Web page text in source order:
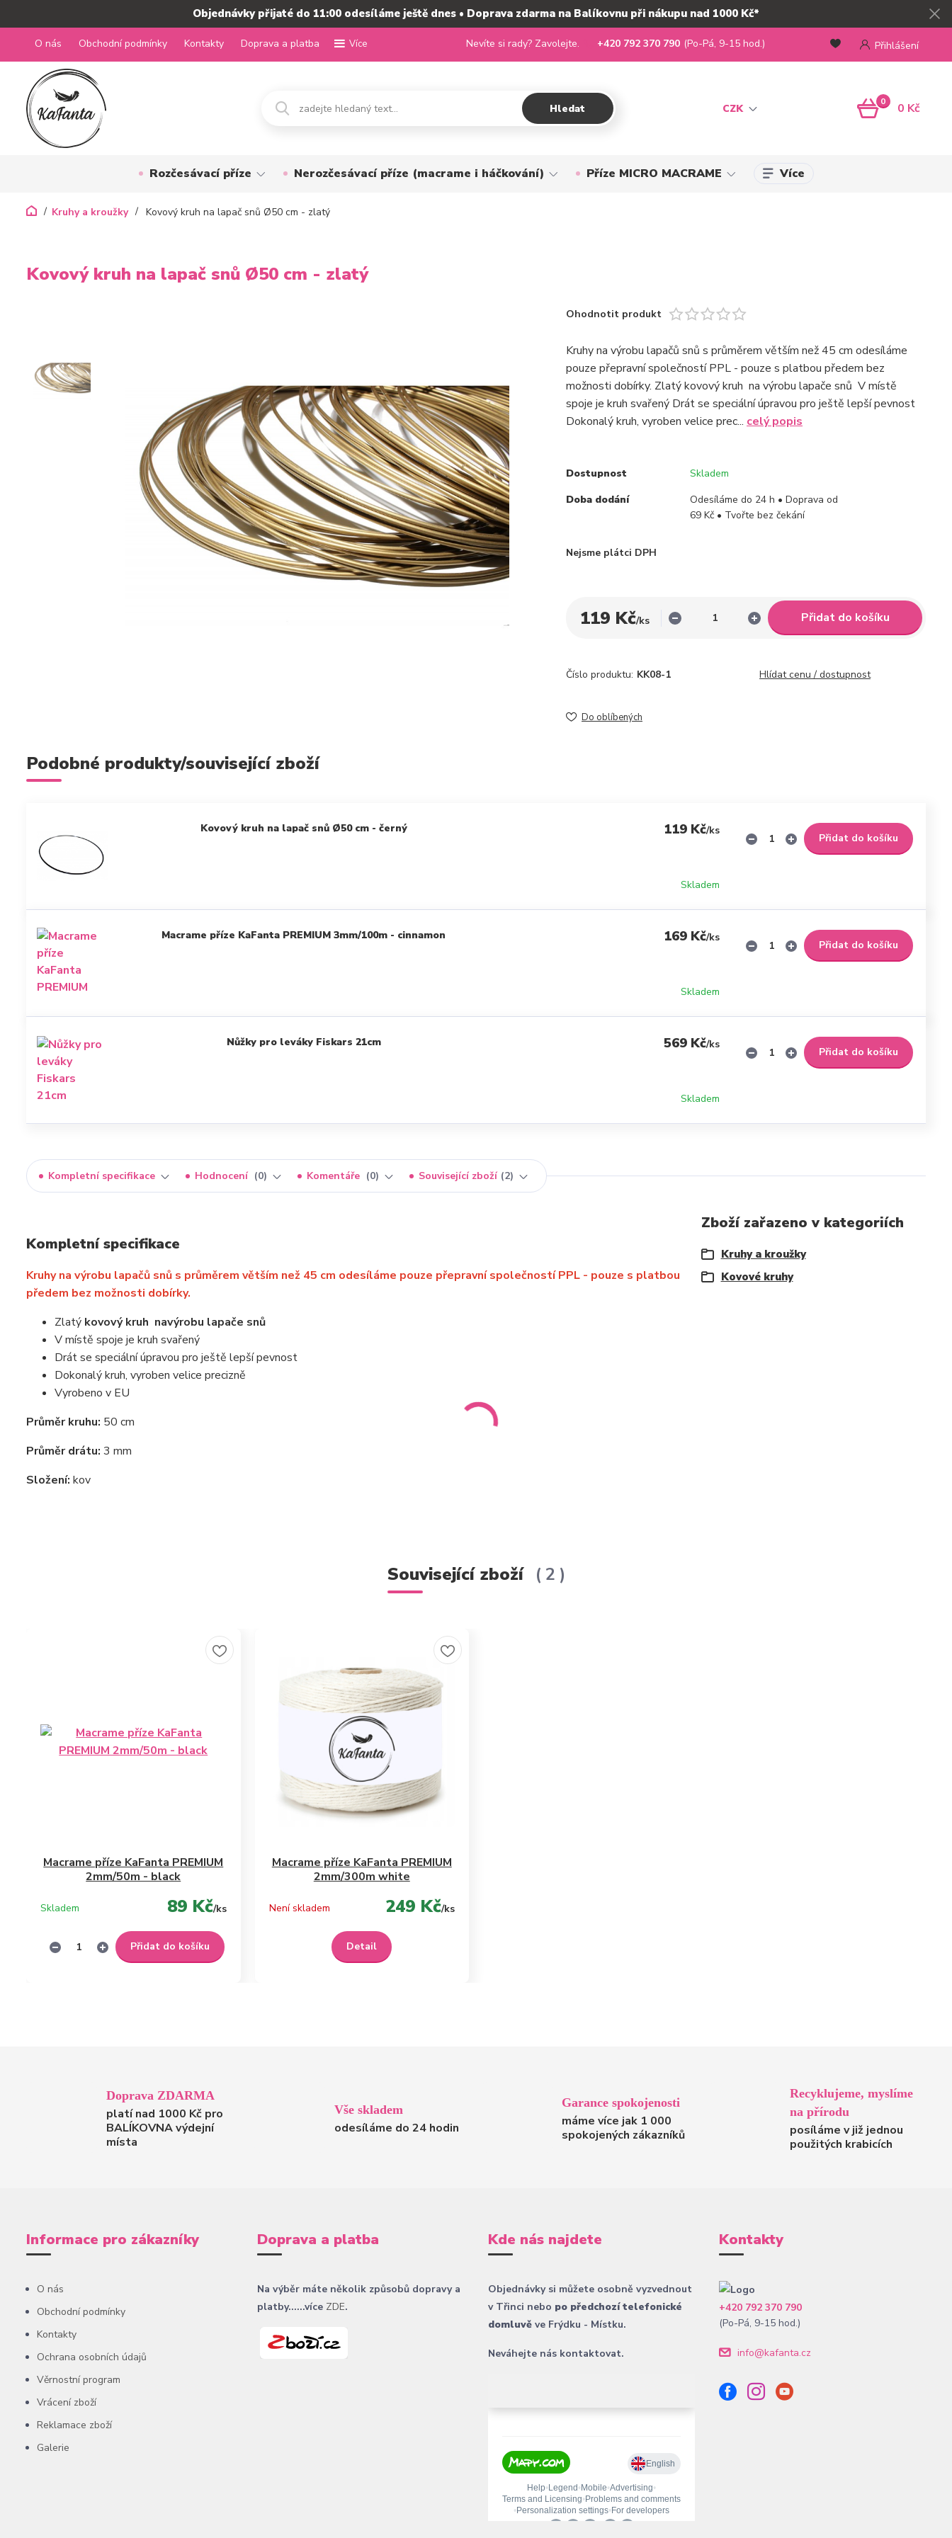
Objednávky přijaté do 11:00 odesíláme ještě dnes • Doprava zdarma na Balíkovnu při nákupu nad 1000 Kč*
O nás Obchodní podmínky Kontakty Doprava a platba Více
CZK
Přihlášení
Hledat
Nevíte si rady? Zavolejte. +420 792 370 790 (Po-Pá, 9-15 hod.)
0 0 Kč
Rozčesávací příze Nerozčesávací příze (macrame i háčkování) Příze MICRO MACRAME Více
Kruhy a kroužky Kovový kruh na lapač snů Ø50 cm - zlatý
Kovový kruh na lapač snů Ø50 cm - zlatý
Ohodnotit produkt
Kruhy na výrobu lapačů snů s průměrem větším než 45 cm odesíláme
pouze přepravní společností PPL - pouze s platbou předem bez
možnosti dobírky. Zlatý kovový kruh na výrobu lapače snů V místě
spoje je kruh svařený Drát se speciální úpravou pro ještě lepší pevnost
Dokonalý kruh, vyroben velice prec... celý popis
Dostupnost
Skladem
Doba dodání
Odesíláme do 24 h • Doprava od
69 Kč • Tvořte bez čekání
Nejsme plátci DPH
119 Kč/ks Přidat do košíku
Číslo produktu: KK08-1 Hlídat cenu / dostupnost
Do oblíbených
Podobné produkty/související zboží
Kovový kruh na lapač snů Ø50 cm - černý 119 Kč/ks
Skladem
Přidat do košíku
Macrame příze KaFanta PREMIUM 3mm/100m - cinnamon 169 Kč/ks
Skladem
Přidat do košíku
Nůžky pro leváky Fiskars 21cm 569 Kč/ks
Skladem
Přidat do košíku
Kompletní specifikace Hodnocení 0 Komentáře 0 Související zboží 2
Kompletní specifikace
Kruhy na výrobu lapačů snů s průměrem větším než 45 cm odesíláme pouze přepravní společností PPL - pouze s platbou
předem bez možnosti dobírky.
Zlatý kovový kruh navýrobu lapače snů
V místě spoje je kruh svařený
Drát se speciální úpravou pro ještě lepší pevnost
Dokonalý kruh, vyroben velice precizně
Vyrobeno v EU
Průměr kruhu: 50 cm
Průměr drátu: 3 mm
Složení: kov
Zboží zařazeno v kategoriích
Kruhy a kroužky
Kovové kruhy
Související zboží 2
Macrame příze KaFanta PREMIUM
2mm/50m - black
89 Kč/ks
Skladem
Přidat do košíku
Macrame příze KaFanta PREMIUM
2mm/300m white
249 Kč/ks
Není skladem
Detail
Doprava ZDARMA
platí nad 1000 Kč pro
BALÍKOVNA výdejní
místa
Vše skladem
odesíláme do 24 hodin
Garance spokojenosti
máme více jak 1 000
spokojených zákazníků
Recyklujeme, myslíme
na přírodu
posíláme v již jednou
použitých krabicích
Informace pro zákazníky
O nás
Obchodní podmínky
Kontakty
Ochrana osobních údajů
Věrnostní program
Vrácení zboží
Reklamace zboží
Galerie
Doprava a platba
Na výběr máte několik způsobů dopravy a
platby......více ZDE.
Kde nás najdete
Objednávky si můžete osobně vyzvednout
v Třinci nebo po předchozí telefonické
domluvě ve Frýdku - Místku.
Neváhejte nás kontaktovat.
Kontakty
+420 792 370 790
(Po-Pá, 9-15 hod.)
info@kafanta.cz